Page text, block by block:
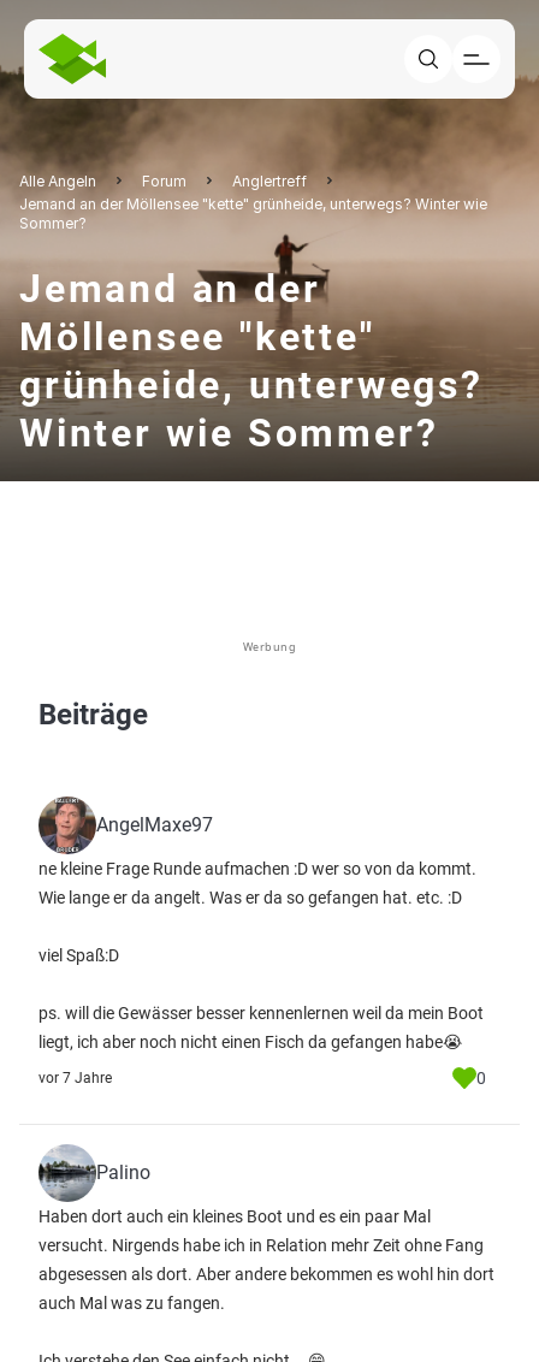
Alle Angeln Forum
Anglertreff
Jemand an der Möllensee "kette" grünheide, unterwegs? Winter wie
Sommer?
Jemand an der
Möllensee "kette"
grünheide, unterwegs?
Winter wie Sommer?
Werbung
Beiträge
AngelMaxe97
ne kleine Frage Runde aufmachen :D wer so von da kommt.
Wie lange er da angelt. Was er da so gefangen hat. etc. :D
viel Spaß:D
ps. will die Gewässer besser kennenlernen weil da mein Boot
liegt, ich aber noch nicht einen Fisch da gefangen habe😭
vor 7 Jahre 0
Palino
Haben dort auch ein kleines Boot und es ein paar Mal
versucht. Nirgends habe ich in Relation mehr Zeit ohne Fang
abgesessen als dort. Aber andere bekommen es wohl hin dort
auch Mal was zu fangen.